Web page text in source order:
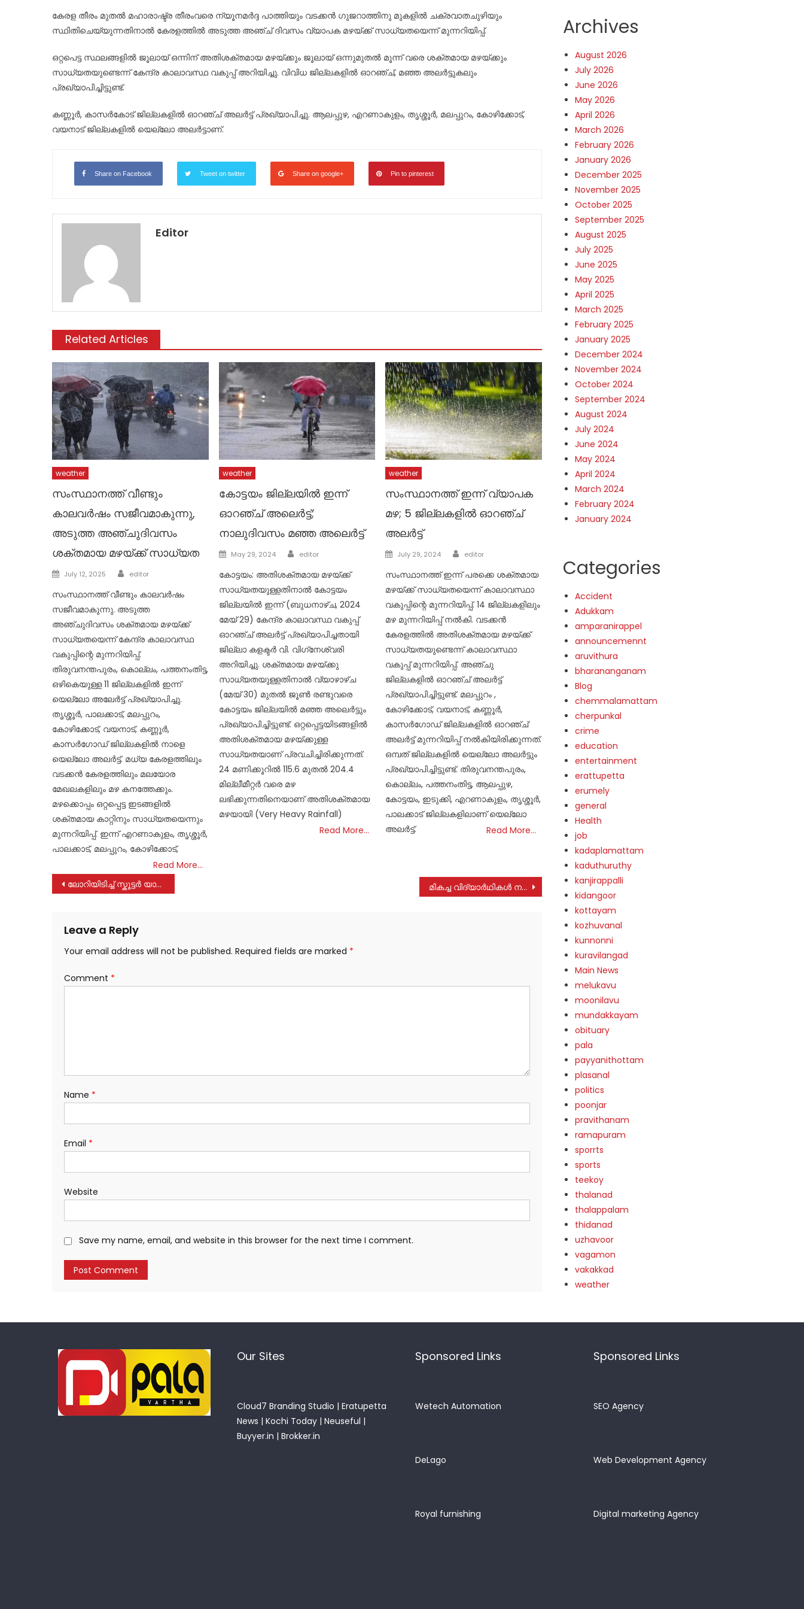
കേരള തീരം മുതൽ മഹാരാഷ്ട്ര തീരംവരെ ന്യൂനമർദ്ദ പാത്തിയും വടക്കൻ ഗുജറാത്തിനു മുകളിൽ ചക്രവാതചുഴിയും
സ്ഥിതിചെയ്യുന്നതിനാൽ കേരളത്തിൽ അടുത്ത അഞ്ച് ദിവസം വ്യാപക മഴയ്ക്ക് സാധ്യതയെന്ന് മുന്നറിയിപ്പ്.
ഒറ്റപെട്ട സ്ഥലങ്ങളിൽ ജൂലായ് ഒന്നിന് അതിശക്തമായ മഴയ്ക്കും ജൂലായ് ഒന്നുമുതൽ മൂന്ന് വരെ ശക്തമായ മഴയ്ക്കും
സാധ്യതയുണ്ടെന്ന് കേന്ദ്ര കാലാവസ്ഥ വകുപ്പ് അറിയിച്ചു. വിവിധ ജില്ലകളിൽ ഓറഞ്ച്, മഞ്ഞ അലർട്ടുകലും
പ്രഖ്യാപിച്ചിട്ടുണ്ട്.
കണ്ണൂർ, കാസർകോട് ജില്ലകളിൽ ഓറ‍ഞ്ച് അലർട്ട് പ്രഖ്യാപിച്ചു. ആലപ്പുഴ, എറണാകുളം, തൃശ്ശൂർ, മലപ്പുറം, കോഴിക്കോട്,
വയനാട് ജില്ലകളിൽ യെല്ലോ അലർട്ടാണ്.
Share on Facebook Tweet on twitter Share on google+ Pin to pinterest
Editor
Related Articles
weather
സംസ്ഥാനത്ത് വീണ്ടും
കാലവർഷം സജീവമാകുന്നു,
അടുത്ത അഞ്ചുദിവസം
ശക്തമായ മഴയ്ക്ക് സാധ്യത
Posted
July 12, 2025 Author
editor
സംസ്ഥാനത്ത് വീണ്ടും കാലവർഷം
സജീവമാകുന്നു. അടുത്ത
അഞ്ചുദിവസം ശക്തമായ മഴയ്ക്ക്
സാധ്യതയെന്ന് കേന്ദ്ര കാലാവസ്ഥ
വകുപ്പിന്റെ മുന്നറിയിപ്പ്.
തിരുവനന്തപുരം, കൊല്ലം, പത്തനംതിട്ട,
ഒഴികെയുള്ള 11 ജില്ലകളിൽ ഇന്ന്
യെല്ലോ അലേർട്ട് പ്രഖ്യാപിച്ചു.
തൃശ്ശൂർ, പാലക്കാട്, മലപ്പുറം,
കോഴിക്കോട്, വയനാട്, കണ്ണൂർ,
കാസർഗോഡ് ജില്ലകളിൽ നാളെ
യെല്ലോ അലർട്ട്. മധ്യ കേരളത്തിലും
വടക്കൻ കേരളത്തിലും മലയോര
മേഖലകളിലും മഴ കനത്തേക്കും.
മഴക്കൊപ്പം ഒറ്റപ്പെട്ട ഇടങ്ങളിൽ
ശക്തമായ കാറ്റിനും സാധ്യതയെന്നും
മുന്നറിയിപ്പ്. ഇന്ന് എറണാകുളം, തൃശ്ശൂർ,
പാലക്കാട്, മലപ്പുറം, കോഴിക്കോട്,
Read More…
weather
കോട്ടയം ജില്ലയിൽ ഇന്ന്
ഓറഞ്ച് അലെർട്ട്;
നാലുദിവസം മഞ്ഞ അലെർട്ട്
Posted
May 29, 2024 Author
editor
കോട്ടയം: അതിശക്തമായ മഴയ്ക്ക്
സാധ്യതയുള്ളതിനാൽ കോട്ടയം
ജില്ലയിൽ ഇന്ന് (ബുധനാഴ്ച, 2024
മേയ് 29) കേന്ദ്ര കാലാവസ്ഥ വകുപ്പ്
ഓറഞ്ച് അലർട്ട് പ്രഖ്യാപിച്ചതായി
ജില്ലാ കളക്ടർ വി. വിഗ്‌നേശ്വരി
അറിയിച്ചു. ശക്തമായ മഴയ്ക്കു
സാധ്യതയുള്ളതിനാൽ വ്യാഴാഴ്ച
(മേയ് 30) മുതൽ ജൂൺ രണ്ടുവരെ
കോട്ടയം ജില്ലയിൽ മഞ്ഞ അലെർട്ടും
പ്രഖ്യാപിച്ചിട്ടുണ്ട്. ഒറ്റപ്പെട്ടയിടങ്ങളിൽ
അതിശക്തമായ മഴയ്ക്കുള്ള
സാധ്യതയാണ് പ്രവചിച്ചിരിക്കുന്നത്.
24 മണിക്കൂറിൽ 115.6 മുതൽ 204.4
മില്ലീമീറ്റർ വരെ മഴ
ലഭിക്കുന്നതിനെയാണ് അതിശക്തമായ
മഴയായി (Very Heavy Rainfall)
Read More…
weather
സംസ്ഥാനത്ത് ഇന്ന് വ്യാപക
മഴ; 5 ജില്ലകളിൽ ഓറഞ്ച്
അലർട്ട്
Posted
July 29, 2024 Author
editor
സംസ്ഥാനത്ത് ഇന്ന് പരക്കെ ശക്തമായ
മഴയ്ക്ക് സാധ്യതയെന്ന് കാലാവസ്ഥാ
വകുപ്പിന്റെ മുന്നറിയിപ്പ്. 14 ജില്ലകളിലും
മഴ മുന്നറിയിപ്പ് നൽകി. വടക്കൻ
കേരളത്തിൽ അതിശക്തമായ മഴയ്ക്ക്
സാധ്യതയുണ്ടെന്ന് കാലാവസ്ഥാ
വകുപ്പ് മുന്നറിയിപ്പ്. അ‍‌‍ഞ്ചു
ജില്ലകളിൽ ഓറഞ്ച് അലർട്ട്
പ്രഖ്യാപിച്ചിട്ടുണ്ട്. മലപ്പുറം ,
കോഴിക്കോട്, വയനാട്, കണ്ണൂർ,
കാസർഗോഡ് ജില്ലകളിൽ ഓറഞ്ച്
അലർട്ട് മുന്നറിയിപ്പ് നൽകിയിരിക്കുന്നത്.
ഒമ്പത് ജില്ലകളിൽ യെല്ലോ അലർട്ടും
പ്രഖ്യാപിച്ചിട്ടുണ്ട്. തിരുവനന്തപുരം,
കൊല്ലം, പത്തനംതിട്ട, ആലപ്പുഴ,
കോട്ടയം, ഇടുക്കി, എറണാകുളം, തൃശ്ശൂർ,
പാലക്കാട് ജില്ലകളിലാണ് യെല്ലോ
അലർട്ട്.
Read More…
Post
ലോറിയിടിച്ച് സ്കൂട്ടർ യാത്രക്കാരന് പരുക്ക് മികച്ച വിദ്യാർഥികൾ നമ്മുടെ നാടിന്റെ അഭിമാനം : മന്ത്രി റോഷി അഗസ്റ്റിൻ
Leave a Reply
Your email address will not be published. Required fields are marked *
Comment *
Name *
Email *
Website
Save my name, email, and website in this browser for the next time I comment.
Archives
August 2026
July 2026
June 2026
May 2026
April 2026
March 2026
February 2026
January 2026
December 2025
November 2025
October 2025
September 2025
August 2025
July 2025
June 2025
May 2025
April 2025
March 2025
February 2025
January 2025
December 2024
November 2024
October 2024
September 2024
August 2024
July 2024
June 2024
May 2024
April 2024
March 2024
February 2024
January 2024
Categories
Accident
Adukkam
amparanirappel
announcemennt
aruvithura
bharananganam
Blog
chemmalamattam
cherpunkal
crime
education
entertainment
erattupetta
erumely
general
Health
job
kadaplamattam
kaduthuruthy
kanjirappalli
kidangoor
kottayam
kozhuvanal
kunnonni
kuravilangad
Main News
melukavu
moonilavu
mundakkayam
obituary
pala
payyanithottam
plasanal
politics
poonjar
pravithanam
ramapuram
sporrts
sports
teekoy
thalanad
thalappalam
thidanad
uzhavoor
vagamon
vakakkad
weather
Our Sites
Cloud7 Branding Studio | Eratupetta
News | Kochi Today | Neuseful |
Buyyer.in | Brokker.in
Sponsored Links
Wetech Automation
DeLago
Royal furnishing
Sponsored Links
SEO Agency
Web Development Agency
Digital marketing Agency